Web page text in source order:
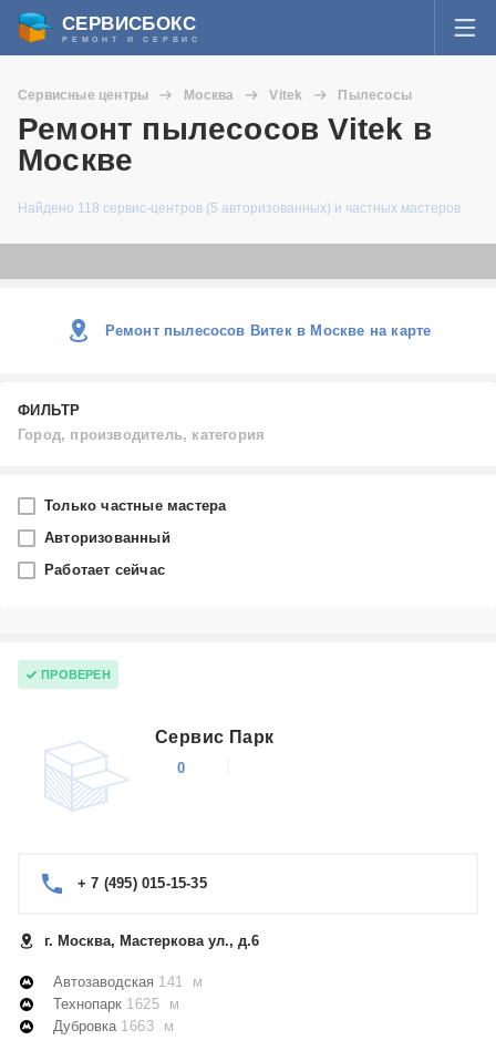
СЕРВИСБОКС
РЕМОНТ И СЕРВИС
Я забыл пароль
СЕРВИСЫ И МАСТЕРА
ЗАДАТЬ ВОПРОС МАСТЕРАМ
Сервисные центры Москва Vitek Пылесосы
Ремонт пылесосов Vitek в
Москве
Найдено 118 сервис-центров (5 авторизованных) и частных мастеров
Ремонт пылесосов Витек в Москве на карте
ФИЛЬТР
Город, производитель, категория
Москва
Производитель
Категория
Только частные мастера
Авторизованный
Работает сейчас
ПРОВЕРЕН
Сервис Парк
0
+ 7 (495) 015-15-35
г. Москва, Мастеркова ул., д.6
Автозаводская 141 м
Технопарк 1625 м
Дубровка 1663 м